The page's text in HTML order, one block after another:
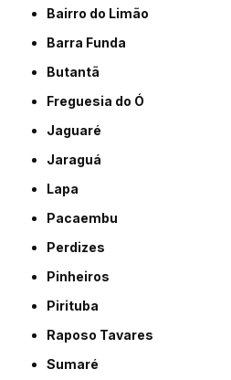
Bairro do Limão
Barra Funda
Butantã
Freguesia do Ó
Jaguaré
Jaraguá
Lapa
Pacaembu
Perdizes
Pinheiros
Pirituba
Raposo Tavares
Sumaré